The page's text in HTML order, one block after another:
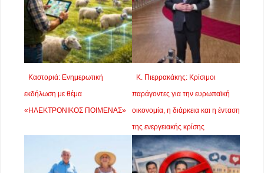
Καστοριά: Ενημερωτική
εκδήλωση με θέμα
«ΗΛΕΚΤΡΟΝΙΚΟΣ ΠΟΙΜΕΝΑΣ»
Κ. Πιερρακάκης: Κρίσιμοι
παράγοντες για την ευρωπαϊκή
οικονομία, η διάρκεια και η ένταση
της ενεργειακής κρίσης